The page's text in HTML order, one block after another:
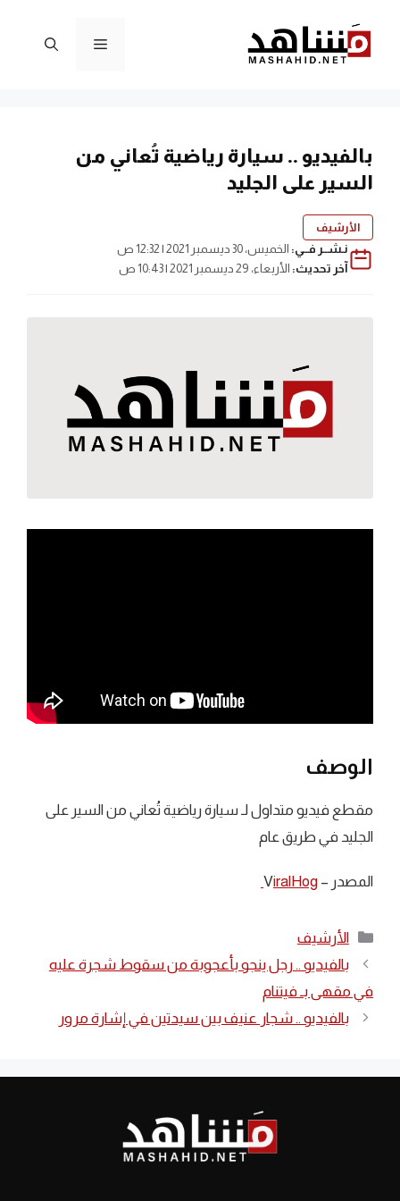
المحتوى
القائمة
بالفيديو .. سيارة رياضية تُعاني من
السير على الجليد
الأرشيف
نـشــر فــي: الخميس، 30 ديسمبر 2021 | 12:32 ص
آخر تحديث: الأربعاء، 29 ديسمبر 2021 | 10:43 ص
الوصف
مقطع فيديو متداول لـ سيارة رياضية تُعاني من السير على
الجليد في طريق عام
المصدر – V iralHog
التصنيفات
الأرشيف
بالفيديو .. رجل ينجو بأعجوبة من سقوط شجرة عليه
في مقهى بـ فيتنام
بالفيديو .. شجار عنيف بين سيدتين في إشارة مرور